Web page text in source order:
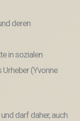
deren
in sozialen
(Yvonne
darf daher, auch